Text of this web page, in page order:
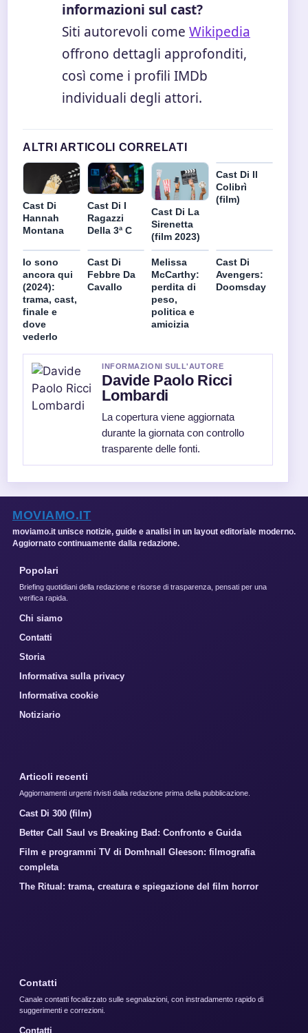
informazioni sul cast?
Siti autorevoli come Wikipedia
offrono dettagli approfonditi,
così come i profili IMDb
individuali degli attori.
ALTRI ARTICOLI CORRELATI
Cast Di
Hannah
Montana
Cast Di I
Ragazzi
Della 3ª C
Cast Di La
Sirenetta
(film 2023)
Cast Di Il
Colibrì
(film)
Io sono
ancora qui
(2024):
trama, cast,
finale e
dove
vederlo
Cast Di
Febbre Da
Cavallo
Melissa
McCarthy:
perdita di
peso,
politica e
amicizia
Cast Di
Avengers:
Doomsday
INFORMAZIONI SULL'AUTORE
Davide Paolo Ricci
Lombardi
La copertura viene aggiornata
durante la giornata con controllo
trasparente delle fonti.
MOVIAMO.IT
moviamo.it unisce notizie, guide e analisi in un layout editoriale moderno.
Aggiornato continuamente dalla redazione.
Popolari
Briefing quotidiani della redazione e risorse di trasparenza, pensati per una
verifica rapida.
Chi siamo
Contatti
Storia
Informativa sulla privacy
Informativa cookie
Notiziario
Articoli recenti
Aggiornamenti urgenti rivisti dalla redazione prima della pubblicazione.
Cast Di 300 (film)
Better Call Saul vs Breaking Bad: Confronto e Guida
Film e programmi TV di Domhnall Gleeson: filmografia
completa
The Ritual: trama, creatura e spiegazione del film horror
Contatti
Canale contatti focalizzato sulle segnalazioni, con instradamento rapido di
suggerimenti e correzioni.
Contatti